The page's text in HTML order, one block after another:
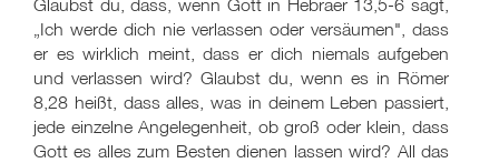
Glaubst du, dass, wenn Gott in Hebräer 13,5-6 sagt,
„Ich werde dich nie verlassen oder versäumen", dass
er es wirklich meint, dass er dich niemals aufgeben
und verlassen wird? Glaubst du, wenn es in Römer
8,28 heißt, dass alles, was in deinem Leben passiert,
jede einzelne Angelegenheit, ob groß oder klein, dass
Gott es alles zum Besten dienen lassen wird? All das